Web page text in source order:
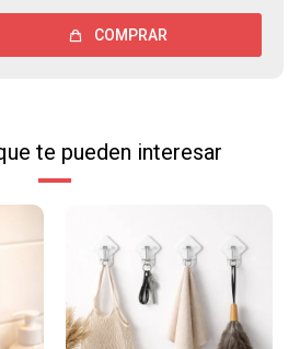
COMPRAR
te pueden interesar